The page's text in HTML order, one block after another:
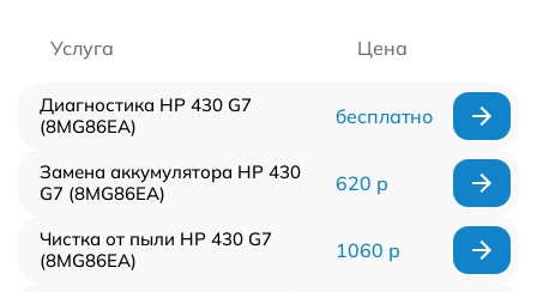
Услуга Цена
Диагностика HP 430 G7
(8MG86EA)
бесплатно
Замена аккумулятора HP 430
G7 (8MG86EA)
620 р
Чистка от пыли HP 430 G7
(8MG86EA)
1060 р